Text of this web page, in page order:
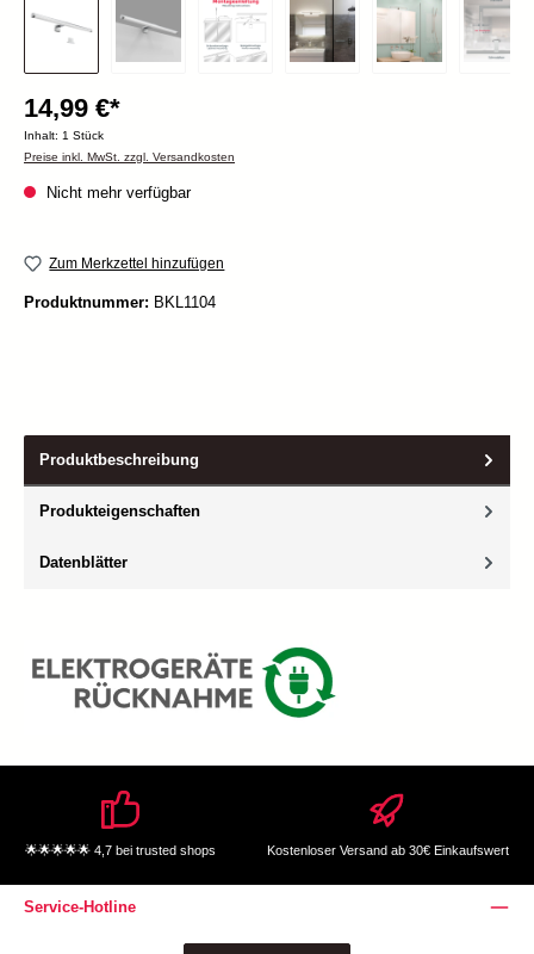
14,99 €*
Inhalt: 1 Stück
Preise inkl. MwSt. zzgl. Versandkosten
Nicht mehr verfügbar
Zum Merkzettel hinzufügen
Produktnummer: BKL1104
Produktbeschreibung
Produkteigenschaften
Datenblätter
🌟🌟🌟🌟🌟 4,7 bei trusted shops Kostenloser Versand ab 30€ Einkaufswert
Service-Hotline